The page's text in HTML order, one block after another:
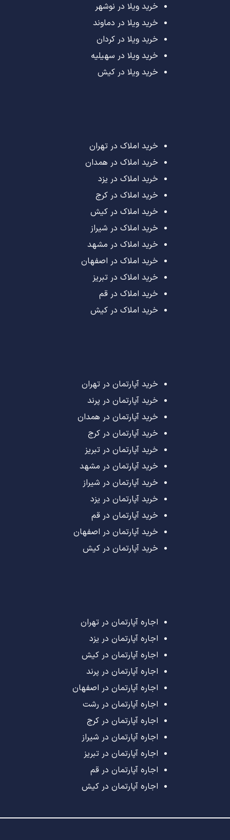
خرید ویلا در نوشهر
خرید ویلا در دماوند
خرید ویلا در کردان
خرید ویلا در سهیلیه
خرید ویلا در کیش
خرید املاک در تهران
خرید املاک در همدان
خرید املاک در یزد
خرید املاک در کرج
خرید املاک در کیش
خرید املاک در شیراز
خرید املاک در مشهد
خرید املاک در اصفهان
خرید املاک در تبریز
خرید املاک در قم
خرید املاک در کیش
خرید آپارتمان در تهران
خرید آپارتمان در پرند
خرید آپارتمان در همدان
خرید آپارتمان در کرج
خرید آپارتمان در تبریز
خرید آپارتمان در مشهد
خرید آپارتمان در شیراز
خرید آپارتمان در یزد
خرید آپارتمان در قم
خرید آپارتمان در اصفهان
خرید آپارتمان در کیش
اجاره آپارتمان در تهران
اجاره آپارتمان در یزد
اجاره آپارتمان در کیش
اجاره آپارتمان در پرند
اجاره آپارتمان در اصفهان
اجاره آپارتمان در رشت
اجاره آپارتمان در کرج
اجاره آپارتمان در شیراز
اجاره آپارتمان در تبریز
اجاره آپارتمان در قم
اجاره آپارتمان در کیش